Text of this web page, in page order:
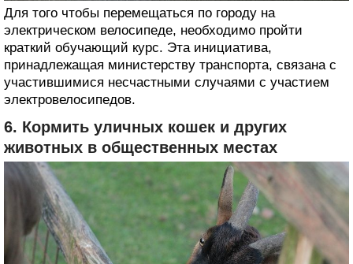
Для того чтобы перемещаться по городу на
электрическом велосипеде, необходимо пройти
краткий обучающий курс. Эта инициатива,
принадлежащая министерству транспорта, связана с
участившимися несчастными случаями с участием
электровелосипедов.
6. Кормить уличных кошек и других
животных в общественных местах